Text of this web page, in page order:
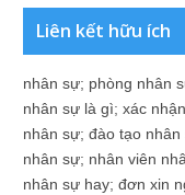
Liên kết hữu ích
nhân sự; phòng nhân
nhân sự là gì; xác
nhân sự; đào tạo nhân
nhân sự; nhân viên
nhân sự hay; đơn xin